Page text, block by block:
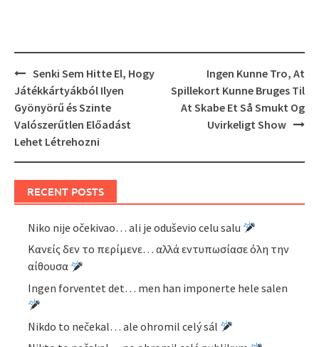
Post
navigation
Senki Sem Hitte El, Hogy
Játékkártyákból Ilyen
Gyönyörű és Szinte
Valószerűtlen Előadást
Lehet Létrehozni
Ingen Kunne Tro, At
Spillekort Kunne Bruges Til
At Skabe Et Så Smukt Og
Uvirkeligt Show
RECENT POSTS
Niko nije očekivao… ali je oduševio celu salu
Κανείς δεν το περίμενε… αλλά εντυπωσίασε όλη την
αίθουσα
Ingen forventet det… men han imponerte hele salen
Nikdo to nečekal… ale ohromil celý sál